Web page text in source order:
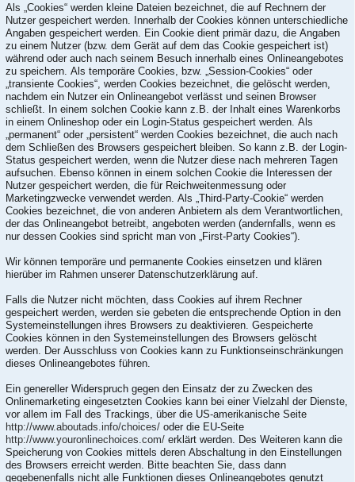
Als „Cookies“ werden kleine Dateien bezeichnet, die auf Rechnern der
Nutzer gespeichert werden. Innerhalb der Cookies können unterschiedliche
Angaben gespeichert werden. Ein Cookie dient primär dazu, die Angaben
zu einem Nutzer (bzw. dem Gerät auf dem das Cookie gespeichert ist)
während oder auch nach seinem Besuch innerhalb eines Onlineangebotes
zu speichern. Als temporäre Cookies, bzw. „Session-Cookies“ oder
„transiente Cookies“, werden Cookies bezeichnet, die gelöscht werden,
nachdem ein Nutzer ein Onlineangebot verlässt und seinen Browser
schließt. In einem solchen Cookie kann z.B. der Inhalt eines Warenkorbs
in einem Onlineshop oder ein Login-Status gespeichert werden. Als
„permanent“ oder „persistent“ werden Cookies bezeichnet, die auch nach
dem Schließen des Browsers gespeichert bleiben. So kann z.B. der Login-
Status gespeichert werden, wenn die Nutzer diese nach mehreren Tagen
aufsuchen. Ebenso können in einem solchen Cookie die Interessen der
Nutzer gespeichert werden, die für Reichweitenmessung oder
Marketingzwecke verwendet werden. Als „Third-Party-Cookie“ werden
Cookies bezeichnet, die von anderen Anbietern als dem Verantwortlichen,
der das Onlineangebot betreibt, angeboten werden (andernfalls, wenn es
nur dessen Cookies sind spricht man von „First-Party Cookies“).
Wir können temporäre und permanente Cookies einsetzen und klären
hierüber im Rahmen unserer Datenschutzerklärung auf.
Falls die Nutzer nicht möchten, dass Cookies auf ihrem Rechner
gespeichert werden, werden sie gebeten die entsprechende Option in den
Systemeinstellungen ihres Browsers zu deaktivieren. Gespeicherte
Cookies können in den Systemeinstellungen des Browsers gelöscht
werden. Der Ausschluss von Cookies kann zu Funktionseinschränkungen
dieses Onlineangebotes führen.
Ein genereller Widerspruch gegen den Einsatz der zu Zwecken des
Onlinemarketing eingesetzten Cookies kann bei einer Vielzahl der Dienste,
vor allem im Fall des Trackings, über die US-amerikanische Seite
http://www.aboutads.info/choices/ oder die EU-Seite
http://www.youronlinechoices.com/ erklärt werden. Des Weiteren kann die
Speicherung von Cookies mittels deren Abschaltung in den Einstellungen
des Browsers erreicht werden. Bitte beachten Sie, dass dann
gegebenenfalls nicht alle Funktionen dieses Onlineangebotes genutzt